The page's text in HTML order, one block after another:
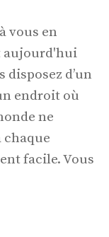
vous en
aujourd'hui
d’un
endroit où
ne
chaque
facile. Vous